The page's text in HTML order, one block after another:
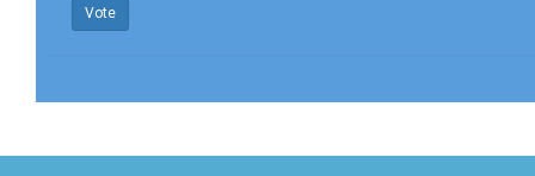
Vote